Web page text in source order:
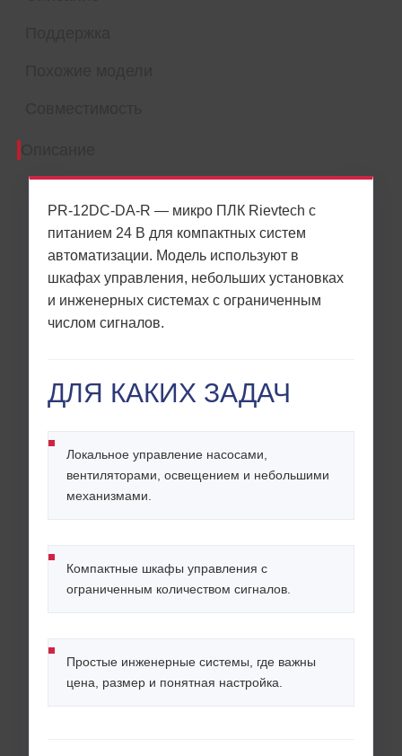
PR-12DC-DA-R — микро ПЛК Rievtech с
питанием 24 В для компактных систем
автоматизации. Модель используют в
шкафах управления, небольших установках
и инженерных системах с ограниченным
числом сигналов.
ДЛЯ КАКИХ ЗАДАЧ
Локальное управление насосами,
вентиляторами, освещением и небольшими
механизмами.
Компактные шкафы управления с
ограниченным количеством сигналов.
Простые инженерные системы, где важны
цена, размер и понятная настройка.